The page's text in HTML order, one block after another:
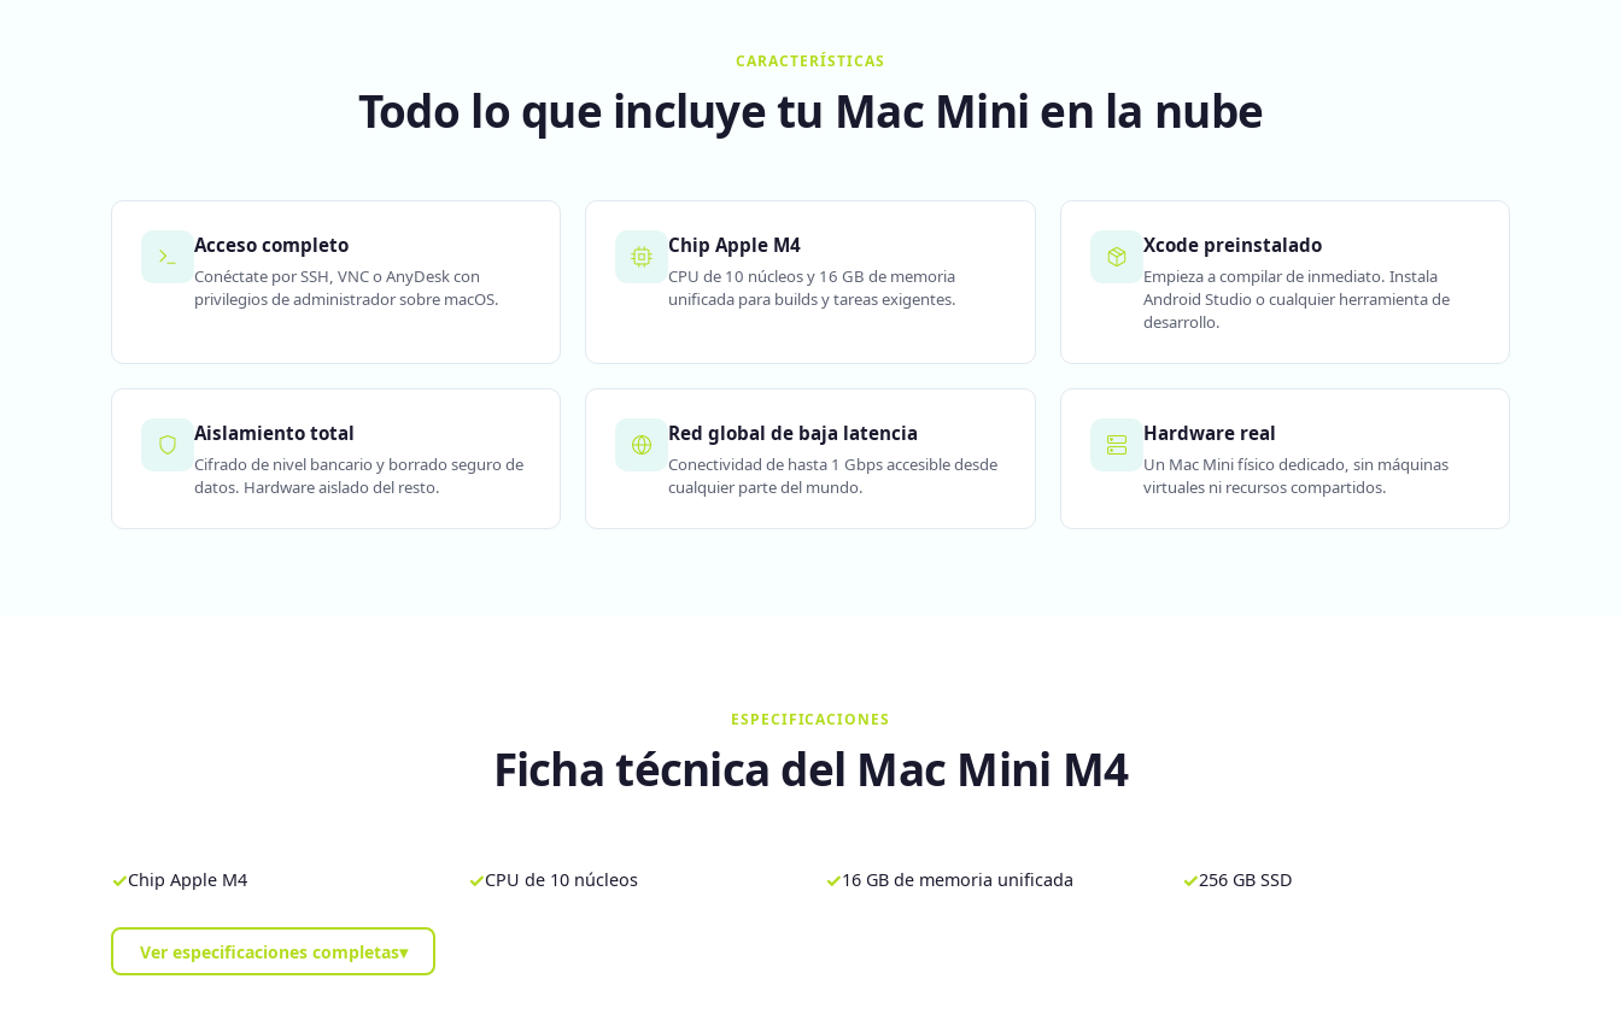
CARACTERÍSTICAS
Todo lo que incluye tu Mac Mini en la nube
Acceso completo
Conéctate por SSH, VNC o AnyDesk con
privilegios de administrador sobre macOS.
Chip Apple M4
CPU de 10 núcleos y 16 GB de memoria
unificada para builds y tareas exigentes.
Xcode preinstalado
Empieza a compilar de inmediato. Instala
Android Studio o cualquier herramienta de
desarrollo.
Aislamiento total
Cifrado de nivel bancario y borrado seguro de
datos. Hardware aislado del resto.
Red global de baja latencia
Conectividad de hasta 1 Gbps accesible desde
cualquier parte del mundo.
Hardware real
Un Mac Mini físico dedicado, sin máquinas
virtuales ni recursos compartidos.
ESPECIFICACIONES
Ficha técnica del Mac Mini M4
✓Chip Apple M4 ✓CPU de 10 núcleos ✓16 GB de memoria unificada ✓256 GB SSD
Ver especificaciones completas▾